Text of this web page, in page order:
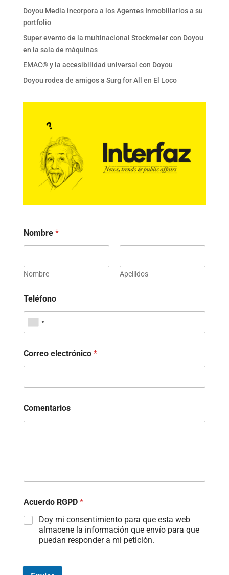
Doyou Media incorpora a los Agentes Inmobiliarios a su
portfolio
Super evento de la multinacional Stockmeier con Doyou
en la sala de máquinas
EMAC® y la accesibilidad universal con Doyou
Doyou rodea de amigos a Surg for All en El Loco
Nombre *
Nombre Apellidos
Teléfono
Correo electrónico *
Comentarios
Acuerdo RGPD *
Doy mi consentimiento para que esta web
almacene la información que envío para que
puedan responder a mi petición.